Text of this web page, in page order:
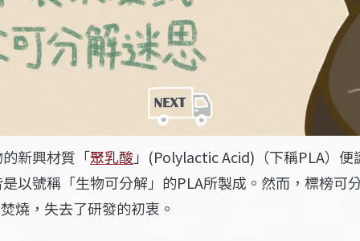
新興材質「聚乳酸 」 (Polylactic Acid)（下稱PLA） 便
以號稱「生物可分解」的PLA所製成。然而，標榜可
燒，失去了研發的初衷。